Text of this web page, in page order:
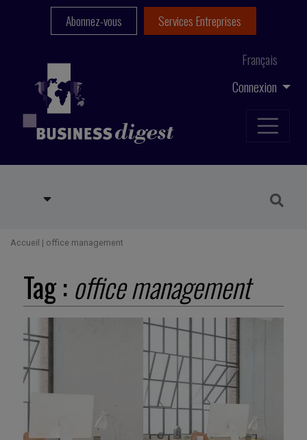
Connexion
Français
Abonnez-vous Services Entreprises
Accueil | office management
Tag : office management